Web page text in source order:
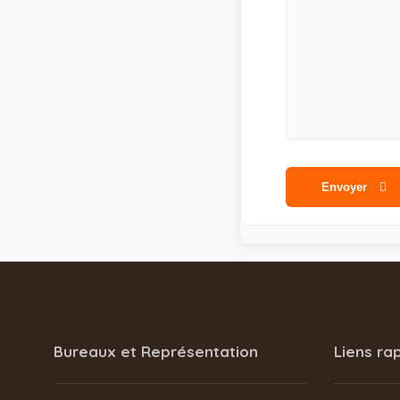
Envoyer
Bureaux et Représentation Liens